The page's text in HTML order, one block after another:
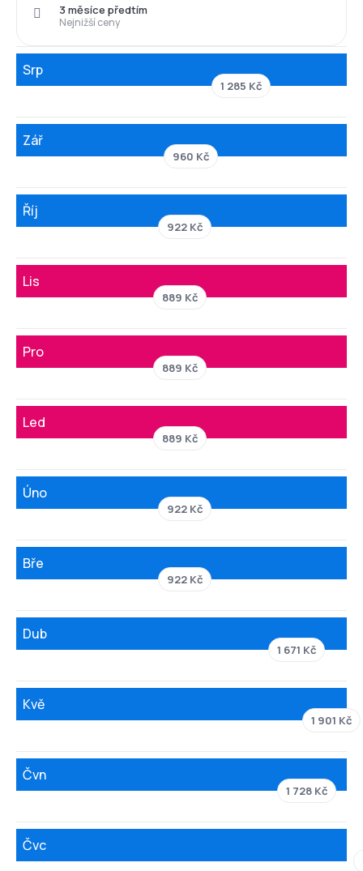
Nejnižší ceny
3 měsíce předtím
Srp
1 285 Kč
Zář
960 Kč
Říj
922 Kč
Lis
889 Kč
Pro
889 Kč
Led
889 Kč
Úno
922 Kč
Bře
922 Kč
Dub
1 671 Kč
Kvě
1 901 Kč
Čvn
1 728 Kč
Čvc